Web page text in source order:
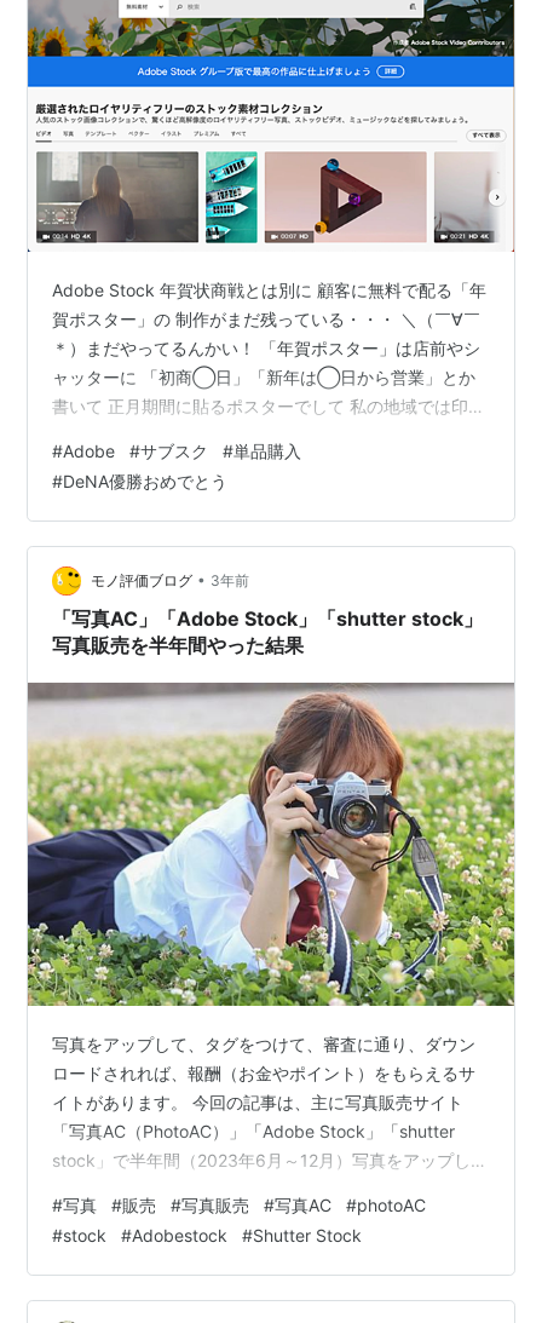
Adobe Stock 年賀状商戦とは別に 顧客に無料で配る「年
賀ポスター」の 制作がまだ残っている・・・ ＼（￣∀￣
＊）まだやってるんかい！ 「年賀ポスター」は店前やシ
ャッターに 「初商◯日」「新年は◯日から営業」とか
書いて 正月期間に貼るポスターでして 私の地域では印刷
のデザインでは net-print.hatenablog.com ポスターに向
いてないなくて 毎年悩んでしまう・・・ ネットでデザイ
ンを検索していると これだ❗️というものを発見したのだが
それが「Adobe Stock」の商品 「Adobe Stock」かぁ 初
めて利用…
#Adobe #サブスク #単品購入
#DeNA優勝おめでとう
モノ評価ブログ • 3年前
「写真AC」「Adobe Stock」「shutter stock」
写真販売を半年間やった結果
写真をアップして、タグをつけて、審査に通り、ダウン
ロードされれば、報酬（お金やポイント）をもらえるサ
イトがあります。 今回の記事は、主に写真販売サイト
「写真AC（PhotoAC）」「Adobe Stock」「shutter
stock」で半年間（2023年6月～12月）写真をアップして
モノ（料理、道具）です。人物はありません。３サイト
にはほぼ同じ写真をアップしました。 写真AC ・報酬：
ポイント ・写真審査スピード目安：1週間以内（ふつう）
・写真審査通過率：70％（3500枚アップ、2500枚通
#写真 #販売 #写真販売 #写真AC #photoAC
#stock #Adobestock #Shutter Stock